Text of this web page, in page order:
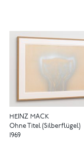
HEINZ MACK
Ohne Titel (Silberflügel)
1969